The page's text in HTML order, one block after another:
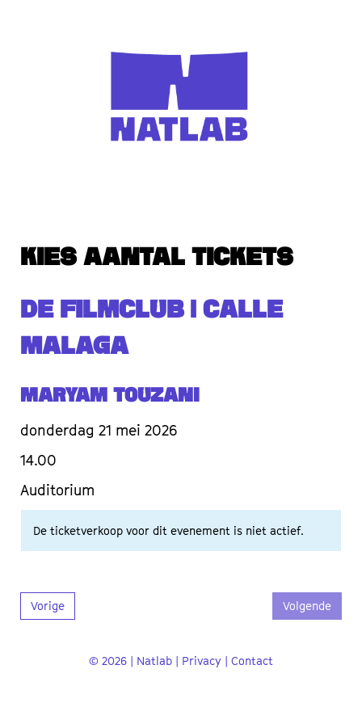
KIES AANTAL TICKETS
DE FILMCLUB | CALLE
MALAGA
Maryam Touzani
donderdag 21 mei 2026
14.00
Auditorium
De ticketverkoop voor dit evenement is niet actief.
Vorige Volgende
© 2026 | Natlab | Privacy | Contact